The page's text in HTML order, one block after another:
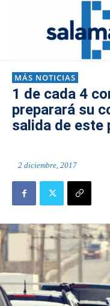
MÁS NOTICIAS
1 de cada 4
preparará su
salida de este
2 diciembre, 2017